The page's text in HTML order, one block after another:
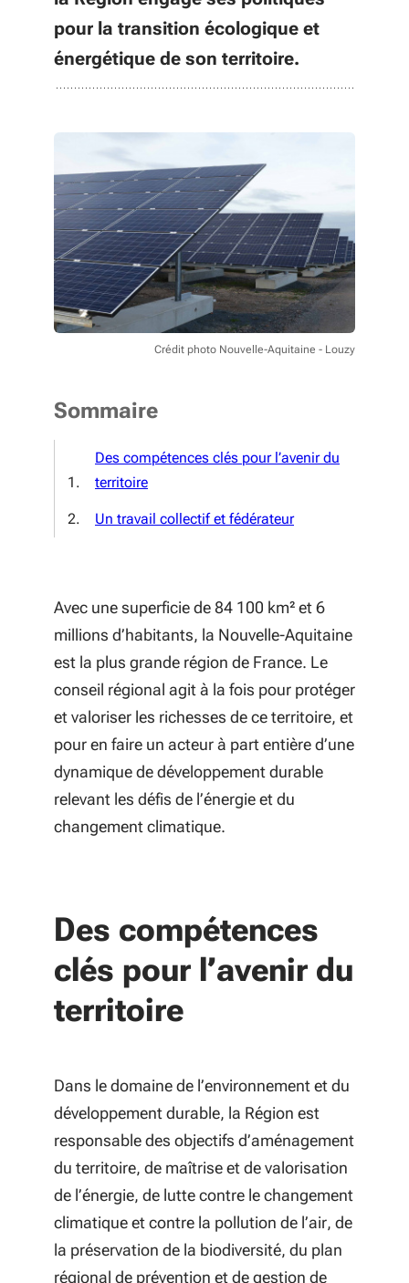
pour la transition écologique et
énergétique de son territoire.
Crédit photo Nouvelle-Aquitaine - Louzy
Sommaire
Des compétences clés pour l’avenir du
territoire
Un travail collectif et fédérateur
Avec une superficie de 84 100 km² et 6
millions d’habitants, la Nouvelle-Aquitaine
est la plus grande région de France. Le
conseil régional agit à la fois pour protéger
et valoriser les richesses de ce territoire, et
pour en faire un acteur à part entière d’une
dynamique de développement durable
relevant les défis de l’énergie et du
changement climatique.
Des compétences
clés pour l’avenir du
territoire
Dans le domaine de l’environnement et du
développement durable, la Région est
responsable des objectifs d’aménagement
du territoire, de maîtrise et de valorisation
de l’énergie, de lutte contre le changement
climatique et contre la pollution de l’air, de
la préservation de la biodiversité, du plan
régional de prévention et de gestion de